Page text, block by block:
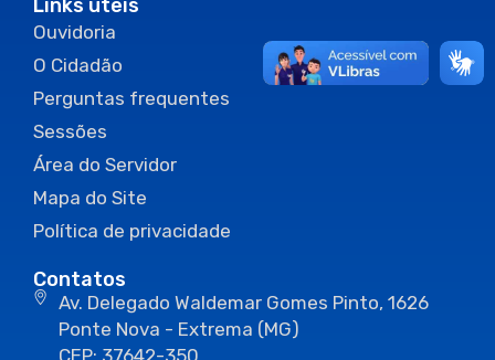
Links úteis
Ouvidoria
O Cidadão
Perguntas frequentes
Sessões
Área do Servidor
Mapa do Site
Política de privacidade
Contatos
Av. Delegado Waldemar Gomes Pinto, 1626
Ponte Nova - Extrema (MG)